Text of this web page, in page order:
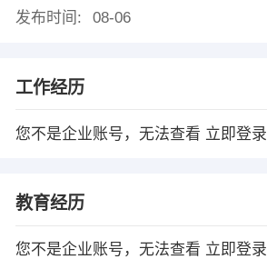
发布时间:
08-06
工作经历
您不是企业账号，无法查看 立即登录
教育经历
您不是企业账号，无法查看 立即登录